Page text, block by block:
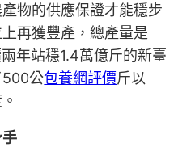
物的供應保證才能穩步
再獲豐產，總產量是
年站穩1.4萬億斤的新臺
500公包養網評價斤以